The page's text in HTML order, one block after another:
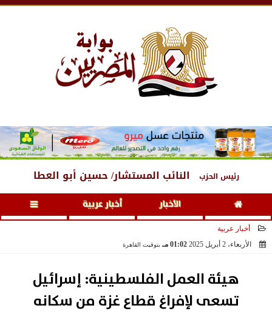
رئيس الحزب النائب المستشار/ حسين أبو العطا
الأخبار أخبار عربية
أخبار عربية
الأربعاء، 2 أبريل 2025
01:02 مـ بتوقيت القاهرة
هيئة العمل الفلسطينية: إسرائيل
تسعى لإفراغ قطاع غزة من سكانه